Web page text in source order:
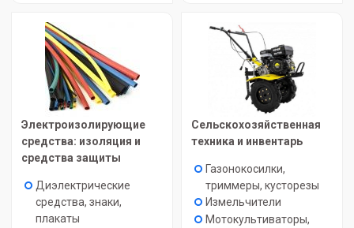
Электроизолирующие
средства: изоляция и
средства защиты
Диэлектрические
средства, знаки,
плакаты
Сельскохозяйственная
техника и инвентарь
Газонокосилки,
триммеры, кусторезы
Измельчители
Мотокультиваторы,